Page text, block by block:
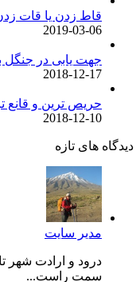
قاط زدن یا قات
2019-03-06
جهت یابی در
2018-12-17
حریص ترین و قانع
2018-12-10
دیدگاه های تازه
مدیر سایت
درود و ارادت شهر
سمت راست...